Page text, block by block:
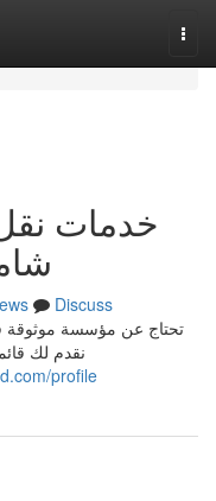
خدمات
Discuss
تحتاج عن مؤسسة موثوقة
نقدم لك
profile